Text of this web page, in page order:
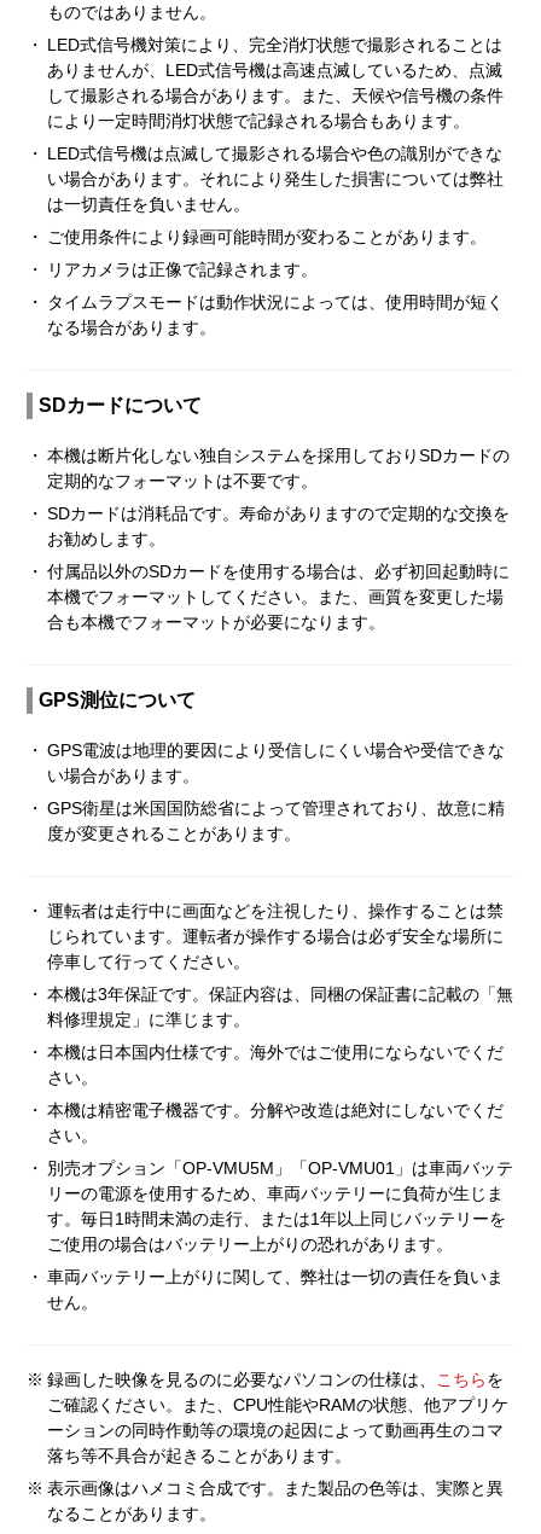
ものではありません。
・ LED式信号機対策により、完全消灯状態で撮影されることは
ありませんが、LED式信号機は高速点滅しているため、点滅
して撮影される場合があります。また、天候や信号機の条件
により一定時間消灯状態で記録される場合もあります。
・ LED式信号機は点滅して撮影される場合や色の識別ができな
い場合があります。それにより発生した損害については弊社
は一切責任を負いません。
・
ご使用条件により録画可能時間が変わることがあります。
・
リアカメラは正像で記録されます。
・
タイムラプスモードは動作状況によっては、使用時間が短く
なる場合があります。
SDカードについて
・ 本機は断片化しない独自システムを採用しておりSDカードの
定期的なフォーマットは不要です。
・ SDカードは消耗品です。寿命がありますので定期的な交換を
お勧めします。
・ 付属品以外のSDカードを使用する場合は、必ず初回起動時に
本機でフォーマットしてください。また、画質を変更した場
合も本機でフォーマットが必要になります。
GPS測位について
・ GPS電波は地理的要因により受信しにくい場合や受信できな
い場合があります。
・ GPS衛星は米国国防総省によって管理されており、故意に精
度が変更されることがあります。
・ 運転者は走行中に画面などを注視したり、操作することは禁
じられています。運転者が操作する場合は必ず安全な場所に
停車して行ってください。
・ 本機は3年保証です。保証内容は、同梱の保証書に記載の「無
料修理規定」に準じます。
・ 本機は日本国内仕様です。海外ではご使用にならないでくだ
さい。
・ 本機は精密電子機器です。分解や改造は絶対にしないでくだ
さい。
・ 別売オプション「OP-VMU5M」「OP-VMU01」は車両バッテ
リーの電源を使用するため、車両バッテリーに負荷が生じま
す。毎日1時間未満の走行、または1年以上同じバッテリーを
ご使用の場合はバッテリー上がりの恐れがあります。
・ 車両バッテリー上がりに関して、弊社は一切の責任を負いま
せん。
※ 録画した映像を見るのに必要なパソコンの仕様は、 こちらを
ご確認ください。また、CPU性能やRAMの状態、他アプリケ
ーションの同時作動等の環境の起因によって動画再生のコマ
落ち等不具合が起きることがあります。
※ 表示画像はハメコミ合成です。また製品の色等は、実際と異
なることがあります。